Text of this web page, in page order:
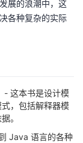
展的浪潮中，这
各种复杂的实际
- 这本书是设计模
，包括解释器模
。
Java 语言的各种